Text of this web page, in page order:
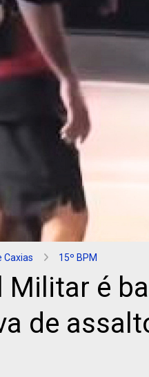
Caxias 15º BPM
Militar é
de